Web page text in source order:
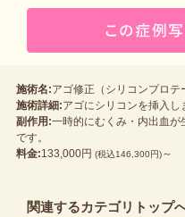
施術名:アゴ修正（シリコンプロテ
施術詳細:アゴにシリコンを挿入し
副作用:一時的にむくみ・内出血
です。
料金:133,000円 (税込146,300円)～
関連するカテゴリトップ